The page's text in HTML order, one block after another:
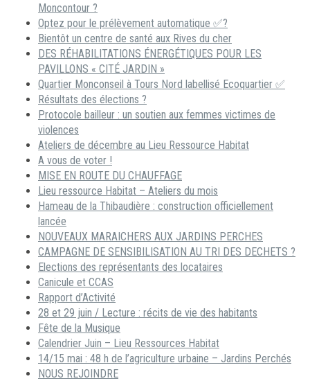
Moncontour ?
Optez pour le prélèvement automatique ✅?
Bientôt un centre de santé aux Rives du cher
DES RÉHABILITATIONS ÉNERGÉTIQUES POUR LES
PAVILLONS « CITÉ JARDIN »
Quartier Monconseil à Tours Nord labellisé Ecoquartier ✅
Résultats des élections ?
Protocole bailleur : un soutien aux femmes victimes de
violences
Ateliers de décembre au Lieu Ressource Habitat
A vous de voter !
MISE EN ROUTE DU CHAUFFAGE
Lieu ressource Habitat – Ateliers du mois
Hameau de la Thibaudière : construction officiellement
lancée
NOUVEAUX MARAICHERS AUX JARDINS PERCHES
CAMPAGNE DE SENSIBILISATION AU TRI DES DECHETS ?
Elections des représentants des locataires
Canicule et CCAS
Rapport d’Activité
28 et 29 juin / Lecture : récits de vie des habitants
Fête de la Musique
Calendrier Juin – Lieu Ressources Habitat
14/15 mai : 48 h de l’agriculture urbaine – Jardins Perchés
NOUS REJOINDRE